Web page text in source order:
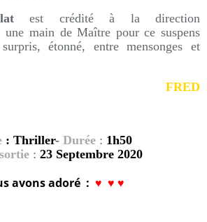
est crédité à la direction
une main de Maître pour ce suspens
étonné, entre mensonges et
FRED
: Thriller- Durée : 1h50
: 23 Septembre 2020
avons adoré : ♥ ♥ ♥